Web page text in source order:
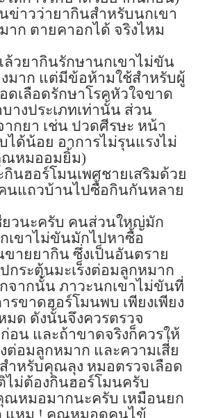
ข่าวว่ายากินสำหรับนกเขา
ก ตายคาอกได้ จริงไหม
ล้วยากินรักษานกเขาไม่ขัน
มาก แต่มีข้อห้ามใช้สำหรับผู้
เลือดรักษาโรคหัวใจขาด
างประเภทเท่านั้น ส่วน
ากยา เช่น ปวดศีรษะ หน้า
ได้น้อย อาการไม่รุนแรงไม่
หมออมยิ้ม)
นฮอร์โมนเพศชายเสริมด้วย
นแถวบ้านไปซื้อกินกันหลาย
ยวนะครับ คนส่วนใหญ่มัก
เขาไม่ขันมักไปหาซื้อ
ายยากิน ซึ่งเป็นอันตราย
กระตุ้นมะเร็งต่อมลูกหมาก
จากนั้น ภาวะนกเขาไม่ขันที่
รขาดฮอร์โมนพบ เพียงเพียง
มด ดังนั้นจึงควรตรวจ
อน และถ้าขาดจริงก็ควรให้
ต่อมลูกหมาก และความเสี่ย
ำหรับคุณลุง หมอตรวจเลือด
ไม่ต้องกินฮอร์โมนครับ
หมอมากนะครับ เหมือนยก
แหม ! คุณหมอดูคนไข้